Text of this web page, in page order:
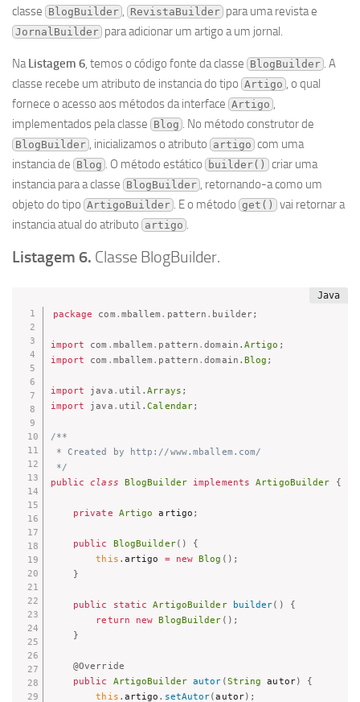
classe BlogBuilder , RevistaBuilder para uma revista e
JornalBuilder para adicionar um artigo a um jornal.
NaListagem 6, temos o código fonte da classe BlogBuilder . A
classe recebe um atributo de instancia do tipo Artigo , o qual
fornece o acesso aos métodos da interface Artigo ,
implementados pela classe Blog . No método construtor de
BlogBuilder , inicializamos o atributo artigo com uma
instancia de Blog . O método estático builder()
criar uma
instancia para a classe BlogBuilder , retornando-a como um
objeto do tipo ArtigoBuilder . E o método get()
vai retornar a
instancia atual do atributo artigo .
Listagem 6. Classe BlogBuilder.
package com . mballem . pattern . builder;
import com . mballem . pattern .domain . Artigo ;
import
com . mballem . pattern .domain . Blog ;
import java . util .Arrays ;
import
java . util .Calendar;
/**
* Created by http://www.mballem.com/
*/
public class BlogBuilder implements ArtigoBuilder {
private Artigo artigo ;
public BlogBuilder( )
{
this . artigo = new Blog ( ) ;
}
public static ArtigoBuilder builder( )
{
return
new BlogBuilder ( ) ;
}
@Override
public
ArtigoBuilder autor (String autor)
{
this . artigo . setAutor(autor) ;